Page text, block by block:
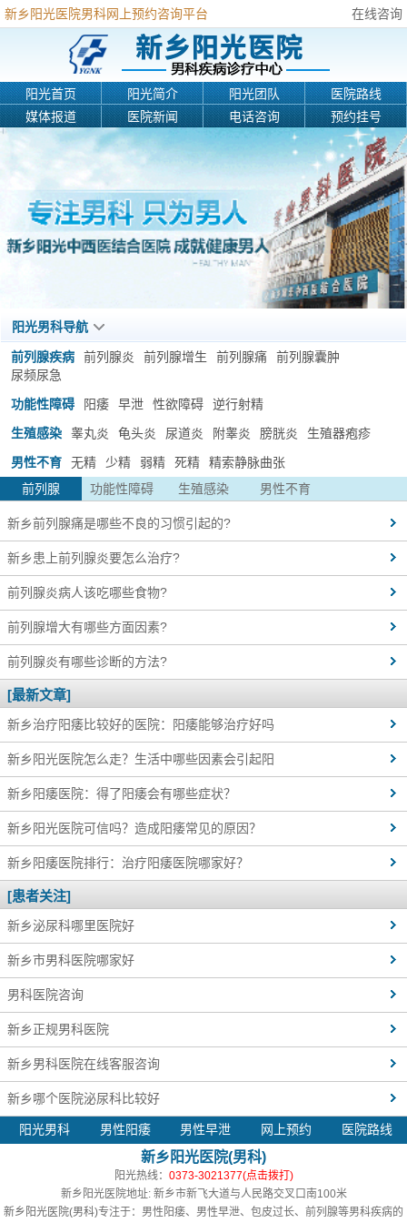
在线咨询
新乡阳光医院男科网上预约咨询平台
阳光首页 阳光简介 阳光团队
医院路线
媒体报道
医院新闻 电话咨询 预约挂号
阳光男科导航
前列腺疾病 前列腺炎 前列腺增生 前列腺痛
前列腺囊肿
尿频尿急
功能性障碍
阳痿 早泄 性欲障碍
逆行射精
生殖感染
睾丸炎 龟头炎 尿道炎 附睾炎 膀胱炎
生殖器疱疹
男性不育
无精 少精 弱精 死精
精索静脉曲张
前列腺
功能性障碍 生殖感染 男性不育
新乡前列腺痛是哪些不良的习惯引起的?
新乡患上前列腺炎要怎么治疗?
前列腺炎病人该吃哪些食物?
前列腺增大有哪些方面因素?
前列腺炎有哪些诊断的方法?
[最新文章]
新乡治疗阳痿比较好的医院：阳痿能够治疗好吗
新乡阳光医院怎么走？生活中哪些因素会引起阳
新乡阳痿医院：得了阳痿会有哪些症状？
新乡阳光医院可信吗？造成阳痿常见的原因？
新乡阳痿医院排行：治疗阳痿医院哪家好？
[患者关注]
新乡泌尿科哪里医院好
新乡市男科医院哪家好
男科医院咨询
新乡正规男科医院
新乡男科医院在线客服咨询
新乡哪个医院泌尿科比较好
阳光男科 男性阳痿 男性早泄 网上预约 医院路线
新乡阳光医院(男科)
阳光热线： 0373-3021377(点击拨打)
新乡阳光医院地址: 新乡市新飞大道与人民路交叉口南100米
新乡阳光医院(男科)专注于：男性阳痿、男性早泄、包皮过长、前列腺等男科疾病的